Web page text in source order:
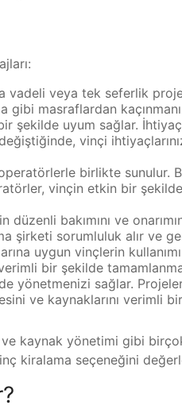
vadeli veya tek seferlik
masraflardan
uyum sağlar.
vinçi
birlikte sunulur.
vinçin etkin bir
bakımını ve
sorumluluk alır ve
uygun vinçlerin
bir şekilde
yönetmenizi sağlar.
ve kaynaklarını verimli bir
kaynak yönetimi gibi
kiralama seçeneğini